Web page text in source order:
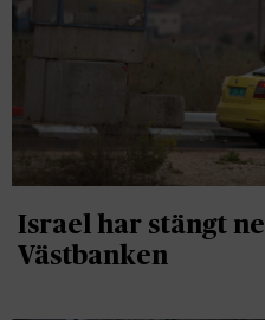
Israel har stängt
Västbanken